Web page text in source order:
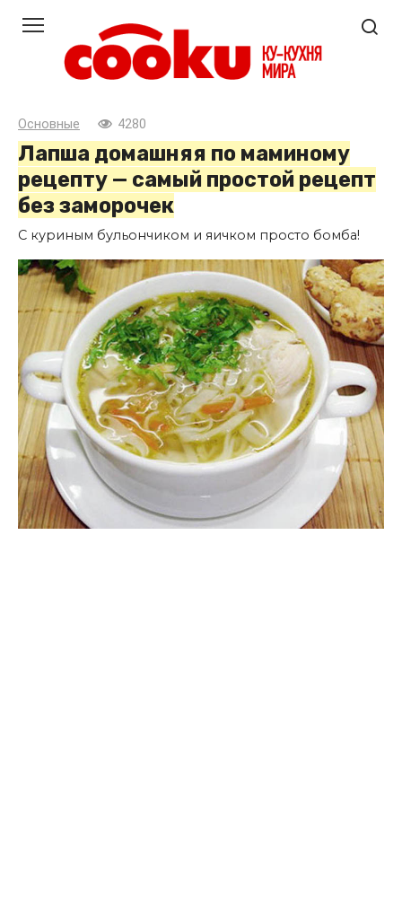
контенту
Основные 4280
Лапша домашняя по маминому
рецепту — самый простой рецепт
без заморочек
С куриным бульончиком и яичком просто бомба!